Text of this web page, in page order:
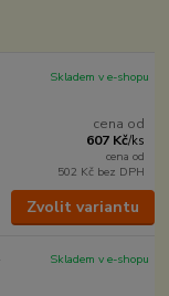
cena od
607 Kč/ks
cena od
502 Kč bez DPH
Skladem v e-shopu
Zvolit variantu
Skladem v e-shopu